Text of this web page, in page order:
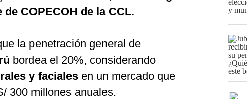
COPECOH de la CCL.
la penetración general de
bordea el 20%, considerando
y faciales en un mercado que
300 millones anuales.